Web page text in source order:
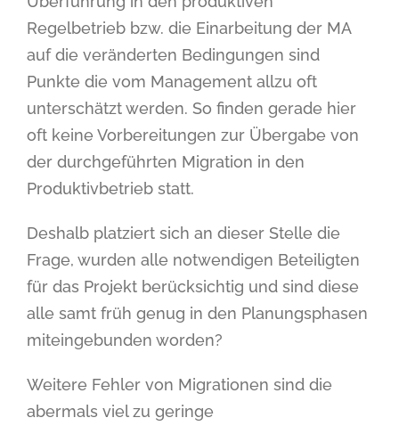
Regelbetrieb bzw. die Einarbeitung der MA
auf die veränderten Bedingungen sind
Punkte die vom Management allzu oft
unterschätzt werden. So finden gerade hier
oft keine Vorbereitungen zur Übergabe von
der durchgeführten Migration in den
Produktivbetrieb statt.
Deshalb platziert sich an dieser Stelle die
Frage, wurden alle notwendigen Beteiligten
für das Projekt berücksichtig und sind diese
alle samt früh genug in den Planungsphasen
miteingebunden worden?
Weitere Fehler von Migrationen sind die
abermals viel zu geringe